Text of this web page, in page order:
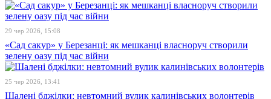
29 чер 2026, 15:08
«Сад сакур» у Березанці: як мешканці власноруч створили
зелену оазу під час війни
25 чер 2026, 13:41
Шалені бджілки: невтомний вулик калинівських волонтерів